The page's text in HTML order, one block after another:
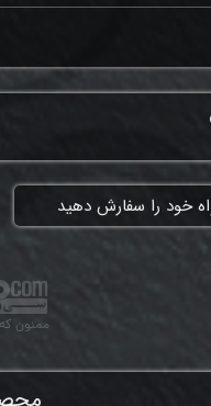
خود را سفارش دهید
ممنون